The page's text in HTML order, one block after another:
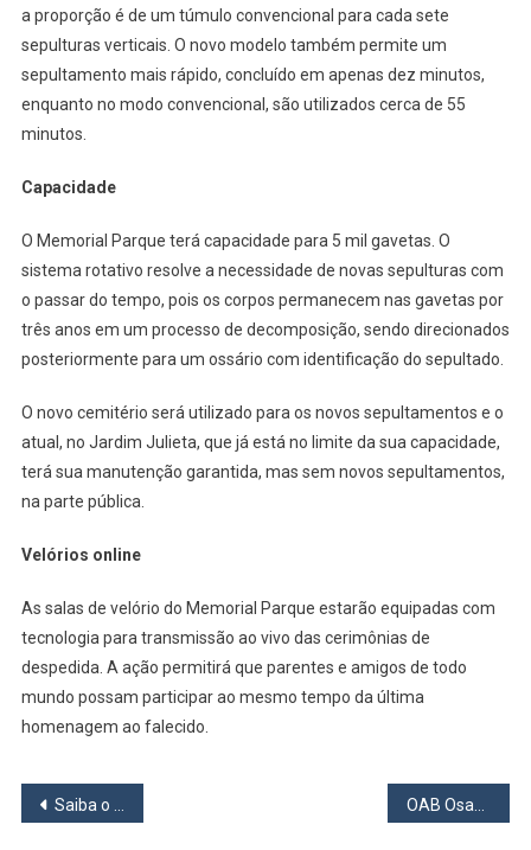
a proporção é de um túmulo convencional para cada sete
sepulturas verticais. O novo modelo também permite um
sepultamento mais rápido, concluído em apenas dez minutos,
enquanto no modo convencional, são utilizados cerca de 55
minutos.
Capacidade
O Memorial Parque terá capacidade para 5 mil gavetas. O
sistema rotativo resolve a necessidade de novas sepulturas com
o passar do tempo, pois os corpos permanecem nas gavetas por
três anos em um processo de decomposição, sendo direcionados
posteriormente para um ossário com identificação do sepultado.
O novo cemitério será utilizado para os novos sepultamentos e o
atual, no Jardim Julieta, que já está no limite da sua capacidade,
terá sua manutenção garantida, mas sem novos sepultamentos,
na parte pública.
Velórios online
As salas de velório do Memorial Parque estarão equipadas com
tecnologia para transmissão ao vivo das cerimônias de
despedida. A ação permitirá que parentes e amigos de todo
mundo possam participar ao mesmo tempo da última
homenagem ao falecido.
Navegação
Saiba o que é Fato e o que é Fake da onda de frio desta semana OAB Osasco participa de formação com Federação Humanitária Internacional